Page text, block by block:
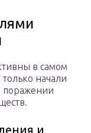
в самом
начали
поражении
и